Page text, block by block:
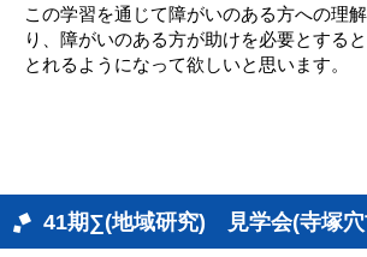
この学習を通じて障がいのある方への理
り、障がいのある方が助けを必要とする
とれるようになって欲しいと思います。
41期∑(地域研究) 見学会(寺塚穴